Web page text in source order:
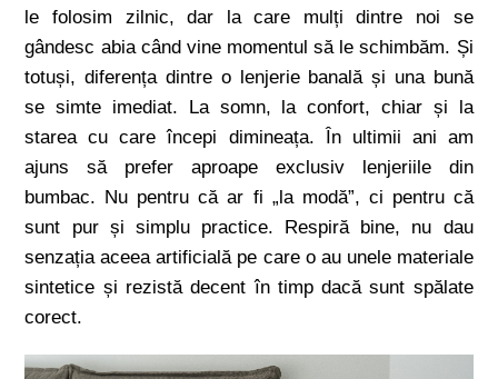
le folosim zilnic, dar la care mulți dintre noi se
gândesc abia când vine momentul să le schimbăm. Și
totuși, diferența dintre o lenjerie banală și una bună
se simte imediat. La somn, la confort, chiar și la
starea cu care începi dimineața. În ultimii ani am
ajuns să prefer aproape exclusiv lenjeriile din
bumbac. Nu pentru că ar fi „la modă”, ci pentru că
sunt pur și simplu practice. Respiră bine, nu dau
senzația aceea artificială pe care o au unele materiale
sintetice și rezistă decent în timp dacă sunt spălate
corect.